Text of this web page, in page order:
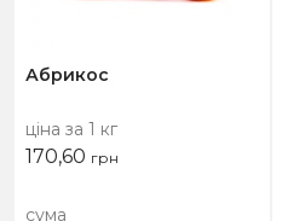
Абрикос
ціна за 1 кг
170,60 грн
сума